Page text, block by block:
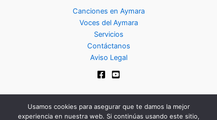
Canciones en Aymara
Voces del Aymara
Servicios
Contáctanos
Aviso Legal
Usamos cookies para asegurar que te damos la mejor
experiencia en nuestra web. Si continúas usando este sitio,